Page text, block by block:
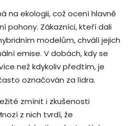
na ekologii, což ocení hlavně
pohony. Zákazníci, kteří dali
modelům, chválí jejich
emise. V dobách, kdy se
než kdykoliv předtím, je
označován za lídra.
zmínit i zkušenosti
z nich tvrdí, že